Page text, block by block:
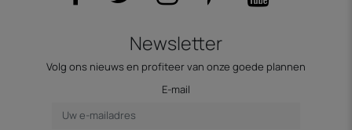
Newsletter
Volg ons nieuws en profiteer van onze goede plannen
E-mail